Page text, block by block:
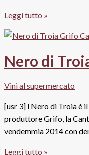
Aglianico
del
Vulture
2013
Casa
Maschito
Leggi tutto »
Nero di
Vini al supermercato
[usr 3] l Nero di Troia è
produttore Grifo, la
vendemmia 2014 con
Nero
Leggi tutto »